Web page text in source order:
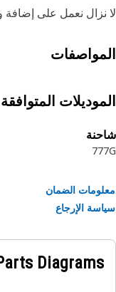
نزال نعمل على إضافة
المتوافقة
الضمان
الإرجاع
Parts Diagrams